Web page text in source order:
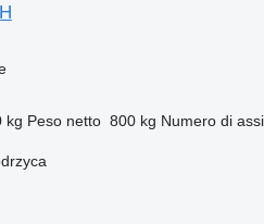
kg Peso netto 800 kg Numero di assi